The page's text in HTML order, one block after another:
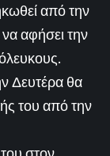
από την
αφήσει την
Δευτέρα θα
του από την